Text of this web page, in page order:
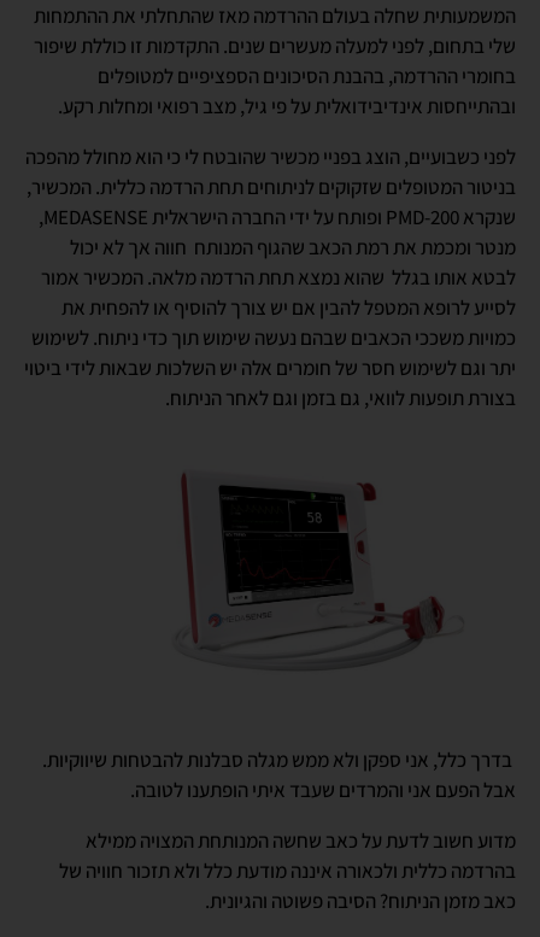
המשמעותית שחלה בעולם ההרדמה מאז שהתחלתי את ההתמחות
שלי בתחום, לפני למעלה מעשרים שנים. התקדמות זו כוללת שיפור
בחומרי ההרדמה, בהבנת הסיכונים הספציפיים למטופלים
ובהתייחסות אינדיבידואלית על פי גיל, מצב רפואי ומחלות רקע.
לפני כשבועיים, הוצג בפניי מכשיר שהובטח לי כי הוא מחולל מהפכה
בניטור המטופלים שזקוקים לניתוחים תחת הרדמה כללית. המכשיר,
שנקרא PMD-200 ופותח על ידי החברה הישראלית MEDASENSE,
מנטר ומכמת את רמת הכאב שהגוף המנותח חווה אך לא יכול
לבטא אותו בגלל שהוא נמצא תחת הרדמה מלאה. המכשיר אמור
לסייע לרופא המטפל להבין אם יש צורך להוסיף או להפחית את
כמויות משככי הכאבים שבהם נעשה שימוש תוך כדי ניתוח. לשימוש
יתר וגם לשימוש חסר של חומרים אלה יש השלכות שבאות לידי ביטוי
בצורת תופעות לוואי, גם בזמן וגם לאחר הניתוח.
בדרך כלל, אני ספקן ולא ממש מגלה סבלנות להבטחות שיווקיות.
אבל הפעם אני והמרדים שעבד איתי הופתענו לטובה.
מדוע חשוב לדעת על כאב שחשה המנותחת המצויה ממילא
בהרדמה כללית ולכאורה איננה מודעת כלל ולא תזכור חוויה של
כאב מזמן הניתוח? הסיבה פשוטה והגיונית.